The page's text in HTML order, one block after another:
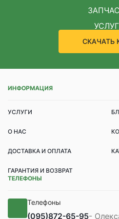
СКАЧАТЬ
ИНФОРМАЦИЯ
УСЛУГИ
О НАС
ДОСТАВКА И ОПЛАТА
ГАРАНТИЯ И ВОЗВРАТ
ТЕЛЕФОНЫ
Телефоны
(095)872-65-95-